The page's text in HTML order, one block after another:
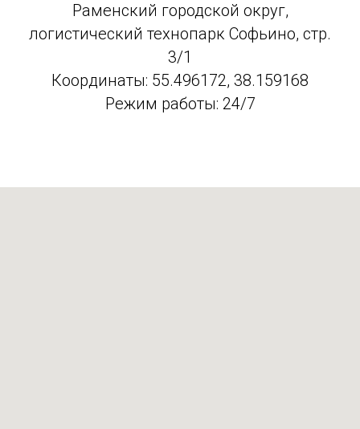
Раменский городской округ,
логистический технопарк Софьино, стр.
3/1
Координаты: 55.496172, 38.159168
Режим работы: 24/7